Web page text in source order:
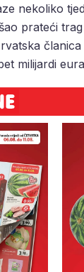
nekoliko
prateći
milijardi